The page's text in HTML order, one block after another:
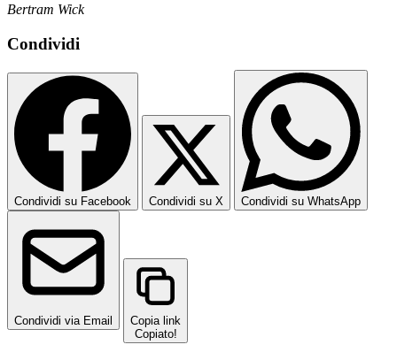
Bertram Wick
Condividi
Condividi su Facebook Condividi su X Condividi su WhatsApp
Condividi via Email
Copia link
Copiato!